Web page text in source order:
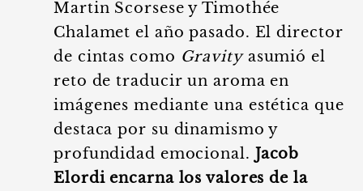
Martin Scorsese y Timothée
Chalamet el año pasado. El director
de cintas como Gravityasumió el
reto de traducir un aroma en
imágenes mediante una estética que
destaca por su dinamismo y
profundidad emocional. Jacob
Elordi encarna los valores de la